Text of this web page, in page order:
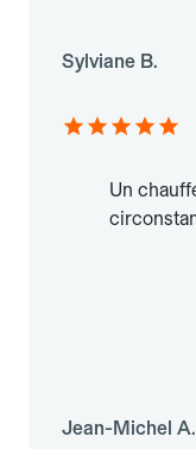
Sylviane B.
Un
Jean-Michel A.